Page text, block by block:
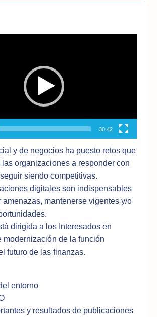
30:42
y de negocios ha puesto retos que
las organizaciones a responder con
siendo competitivas.
digitales son indispensables
amenazas, mantenerse vigentes y/o
dirigida a los Interesados en
modernización de la función
futuro de las finanzas.
entorno
y resultados de publicaciones